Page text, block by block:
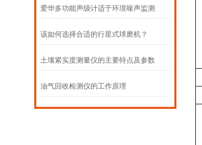
爱华多功能声级计适于环境噪声监测
该如何选择合适的行星式球磨机？
土壤紧实度测量仪的主要特点及参数
油气回收检测仪的工作原理